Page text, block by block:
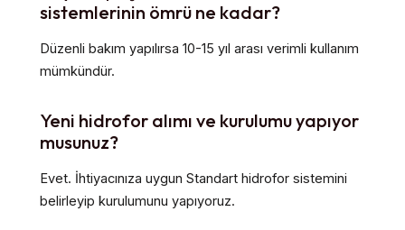
sistemlerinin ömrü ne kadar?
Düzenli bakım yapılırsa 10-15 yıl arası verimli kullanım
mümkündür.
Yeni hidrofor alımı ve kurulumu yapıyor
musunuz?
Evet. İhtiyacınıza uygun Standart hidrofor sistemini
belirleyip kurulumunu yapıyoruz.